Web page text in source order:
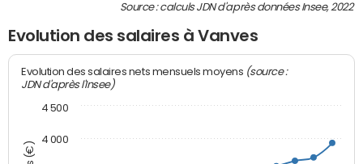
Source : calculs JDN d'après données Insee, 2022
Evolution des salaires à Vanves
Evolution des salaires nets mensuels moyens (source :
JDN d'après l'Insee)
4 000
4 500